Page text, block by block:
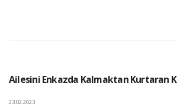
Ailesini Enkazda Kalmaktan Kurtaran
23.02.2023